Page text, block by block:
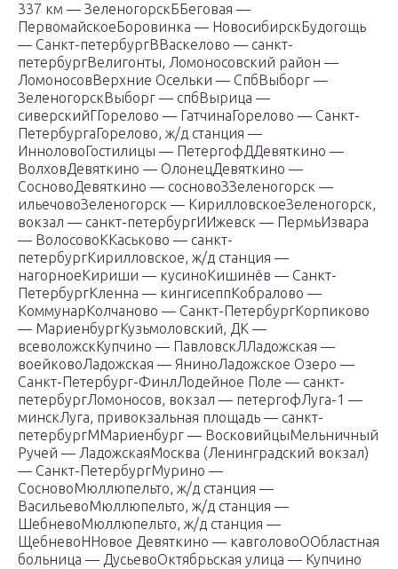
337 км — ЗеленогорскББеговая —
ПервомайскоеБоровинка — НовосибирскБудогощь
— Санкт-петербургВВаскелово — санкт-
петербургВелигонты, Ломоносовский район —
ЛомоносовВерхние Осельки — СпбВыборг —
ЗеленогорскВыборг — спбВырица —
сиверскийГГорелово — ГатчинаГорелово — Санкт-
ПетербургаГорелово, ж/д станция —
ИнноловоГостилицы — ПетергофДДевяткино —
ВолховДевяткино — ОлонецДевяткино —
СосновоДевяткино — сосновоЗЗеленогорск —
ильечовоЗеленогорск — КирилловскоеЗеленогорск,
вокзал — санкт-петербургИИжевск — ПермьИзвара
— ВолосовоККаськово — санкт-
петербургКирилловское, ж/д станция —
нагорноеКириши — кусиноКишинёв — Санкт-
ПетербургКленна — кингисеппКобралово —
КоммунарКолчаново — Санкт-ПетербургКорпиково
— МариенбургКузьмоловский, ДК —
всеволожскКупчино — ПавловскЛЛадожская —
воейковоЛадожская — ЯниноЛадожское Озеро —
Санкт-Петербург-ФинлЛодейное Поле — санкт-
петербургЛомоносов, вокзал — петергофЛуга-1 —
минскЛуга, привокзальная площадь — санкт-
петербургММариенбург — ВосковийцыМельничный
Ручей — ЛадожскаяМосква (Ленинградский вокзал)
— Санкт-ПетербургМурино —
СосновоМюллюпельто, ж/д станция —
ВасильевоМюллюпельто, ж/д станция —
ШебневоМюллюпельто, ж/д станция —
ЩебневоННовое Девяткино — кавголовоООбластная
больница — ДусьевоОктябрьская улица — Купчино